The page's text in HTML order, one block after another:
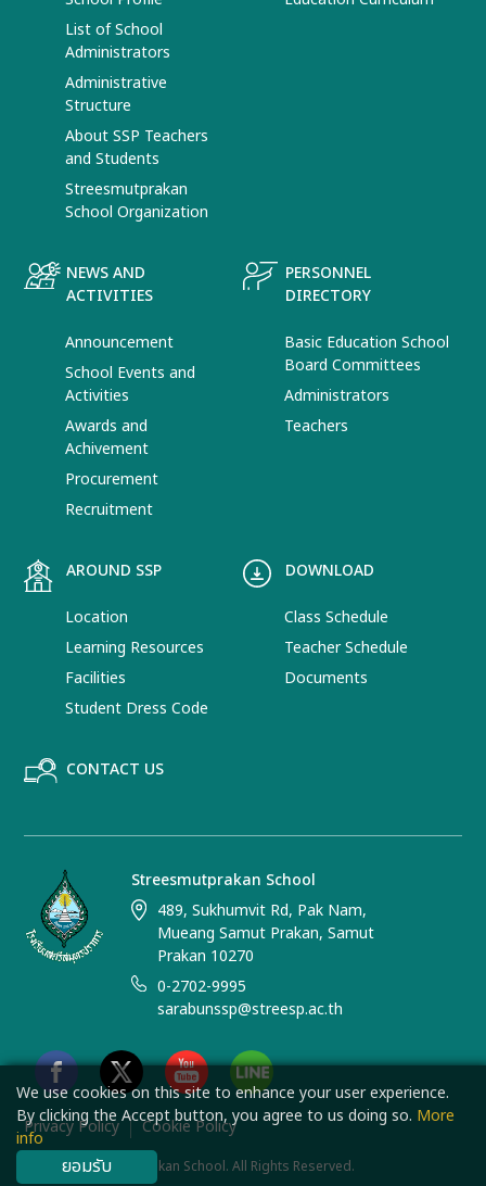
List of School
Administrators
Administrative
Structure
About SSP Teachers
and Students
Streesmutprakan
School Organization
NEWS AND
ACTIVITIES
Announcement
School Events and
Activities
Awards and
Achivement
Procurement
Recruitment
PERSONNEL
DIRECTORY
Basic Education School
Board Committees
Administrators
Teachers
AROUND SSP
Location
Learning Resources
Facilities
Student Dress Code
DOWNLOAD
Class Schedule
Teacher Schedule
Documents
CONTACT US
Streesmutprakan School
489, Sukhumvit Rd, Pak Nam,
Mueang Samut Prakan, Samut
Prakan 10270
0-2702-9995
sarabunssp@streesp.ac.th
Privacy Policy Cookie Policy
© 2025 Streesmutprakan School. All Rights Reserved.
We use cookies on this site to enhance your user experience.
By clicking the Accept button, you agree to us doing so. More
info
ยอมรับ